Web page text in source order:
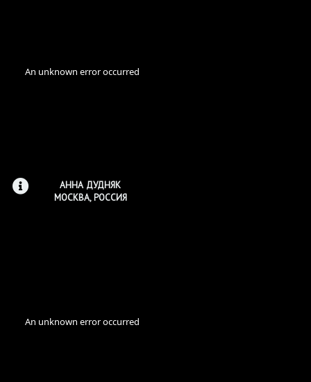
АННА ДУДНЯК
МОСКВА, РОССИЯ